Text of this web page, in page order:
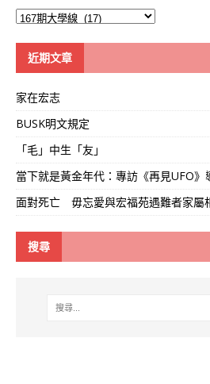
大
近期文章
家在宏志
BUSK明文規定
「毛」中生「友」
當下就是黃金年代：專訪《再見UFO
面對死亡 毋忘愛與宏福苑遇難者家屬
搜尋